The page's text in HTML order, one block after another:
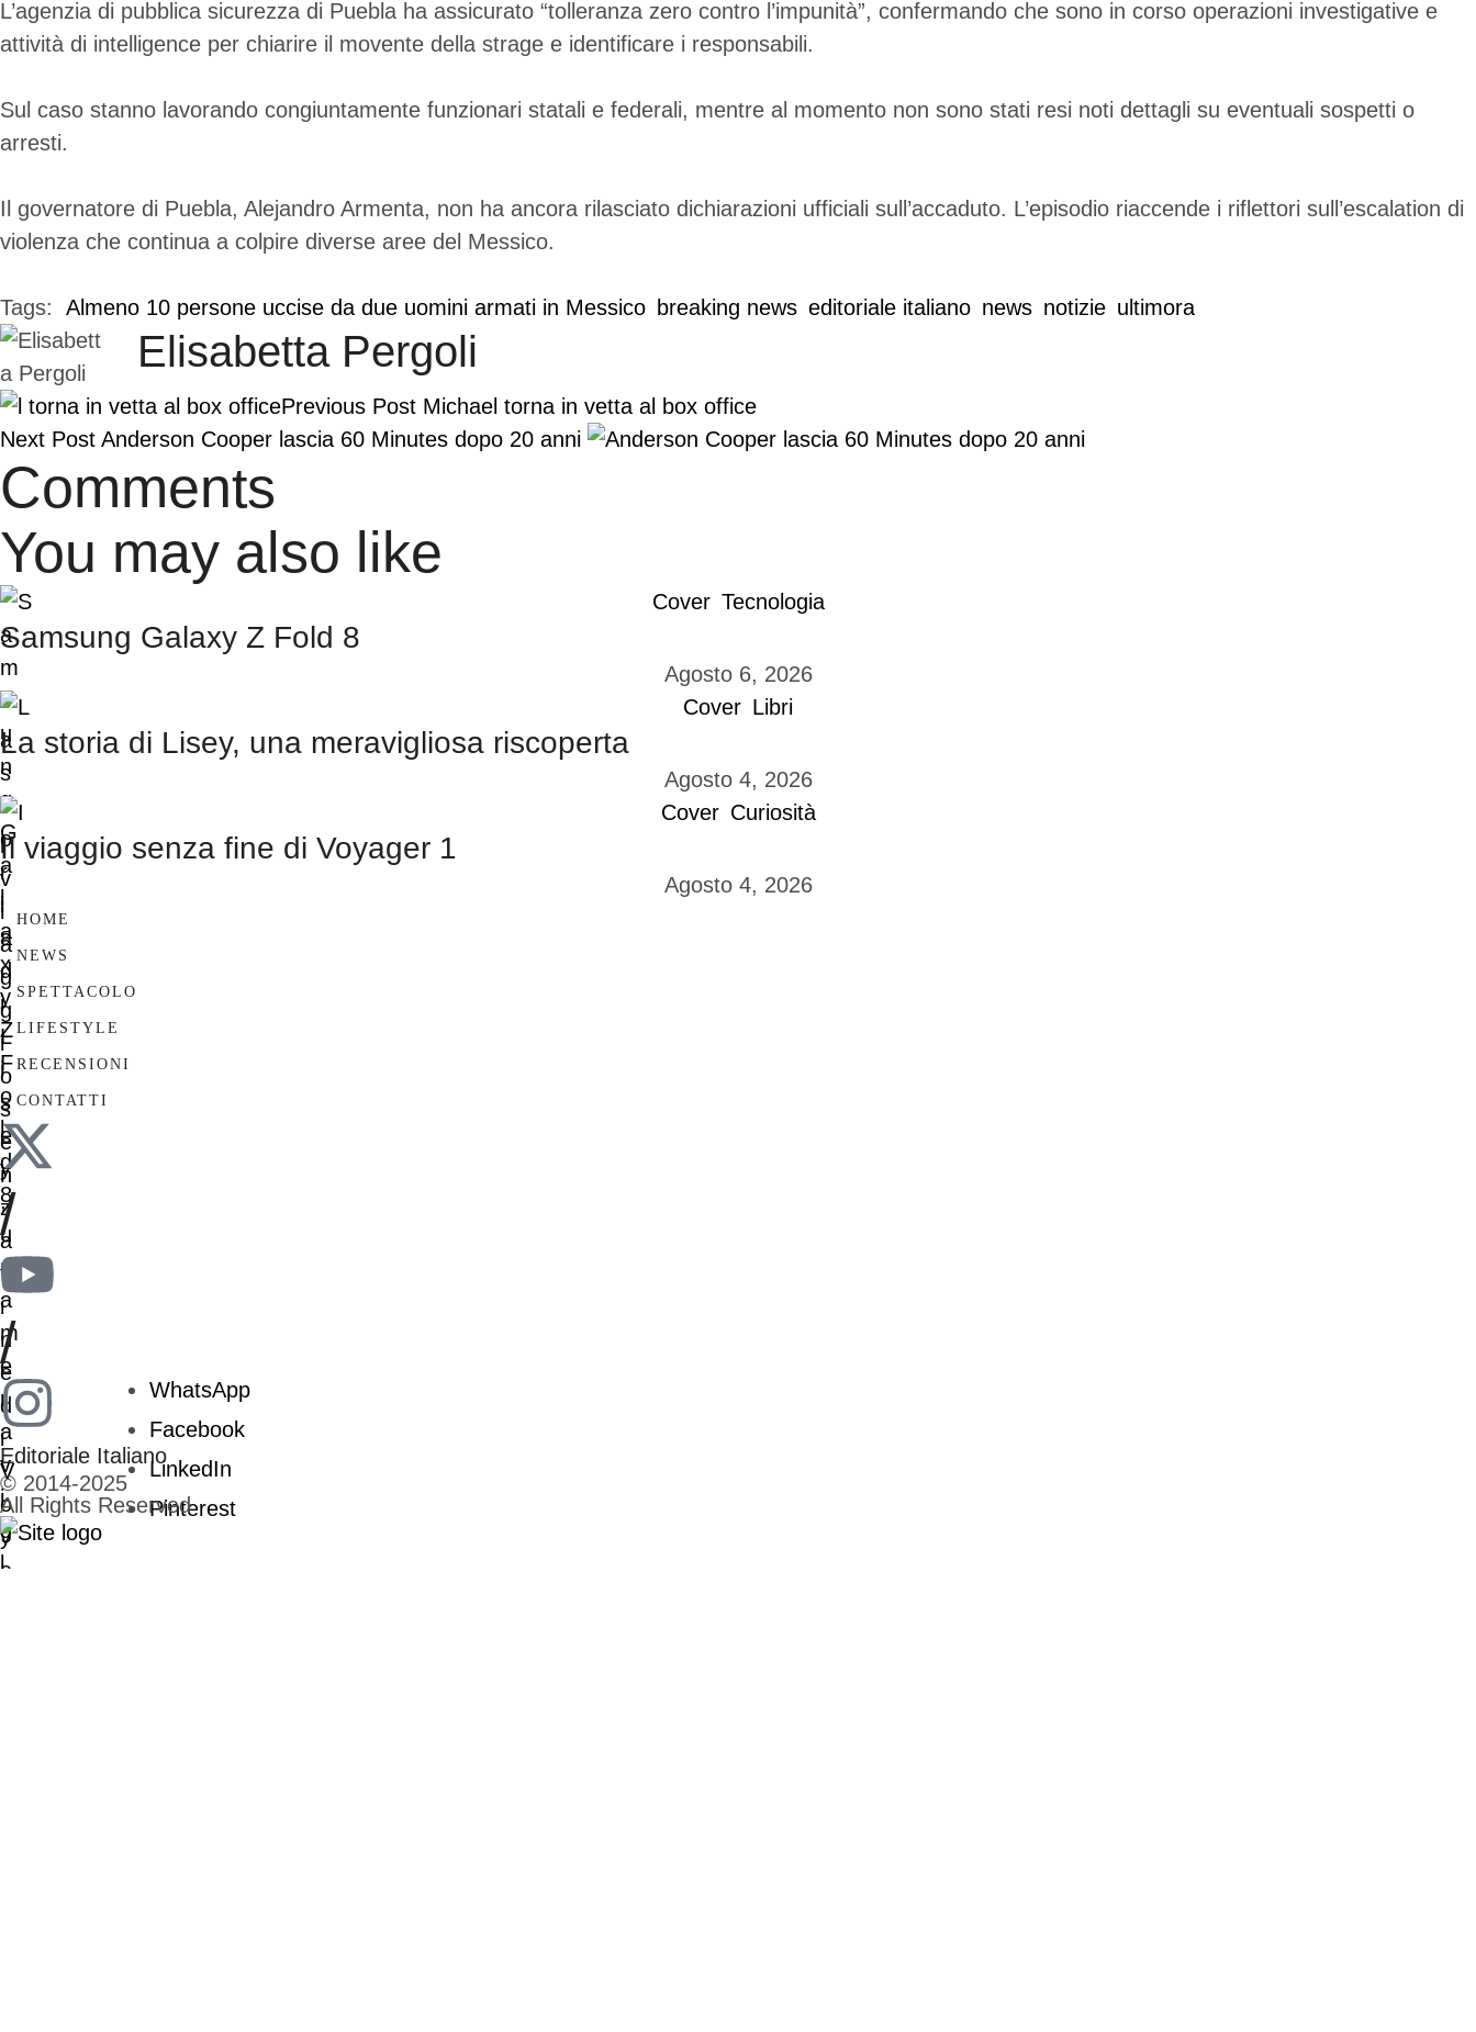
L’agenzia di pubblica sicurezza di Puebla ha assicurato “tolleranza zero contro l’impunità”, confermando che sono in corso operazioni investigative e
attività di intelligence per chiarire il movente della strage e identificare i responsabili.
Sul caso stanno lavorando congiuntamente funzionari statali e federali, mentre al momento non sono stati resi noti dettagli su eventuali sospetti o
arresti.
Il governatore di Puebla, Alejandro Armenta, non ha ancora rilasciato dichiarazioni ufficiali sull’accaduto. L’episodio riaccende i riflettori sull’escalation di
violenza che continua a colpire diverse aree del Messico.
Tags: Almeno 10 persone uccise da due uomini armati in Messico breaking news editoriale italiano news notizie ultimora
Elisabetta Pergoli
Previous Post Michael torna in vetta al box office
Next Post Anderson Cooper lascia 60 Minutes dopo 20 anni
Comments
You may also like
Cover Tecnologia
Samsung Galaxy Z Fold 8
Agosto 6, 2026
Cover Libri
La storia di Lisey, una meravigliosa riscoperta
Agosto 4, 2026
Cover Curiosità
Il viaggio senza fine di Voyager 1
Agosto 4, 2026
HOME
NEWS
SPETTACOLO
LIFESTYLE
RECENSIONI
CONTATTI
/
/
Editoriale Italiano
© 2014-2025
All Rights Reserved
WhatsApp
Facebook
LinkedIn
Pinterest